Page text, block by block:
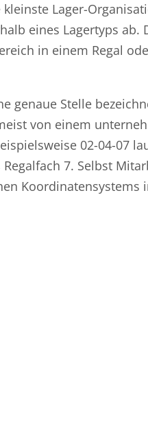
Lager-
eines Lagertyps
in einem Regal
genaue Stelle
von einem
02-04-07
Regalfach 7. Selbst
Koordinatensystems